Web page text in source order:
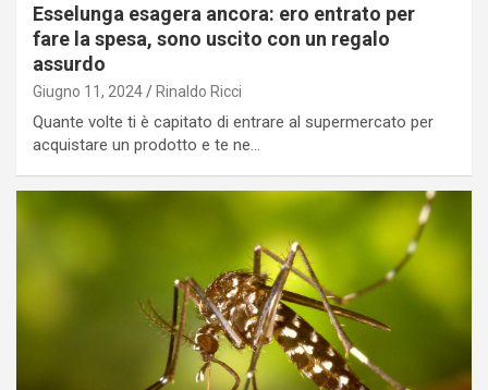
Esselunga esagera ancora: ero entrato per
fare la spesa, sono uscito con un regalo
assurdo
Giugno 11, 2024 Rinaldo Ricci
Quante volte ti è capitato di entrare al supermercato per
acquistare un prodotto e te ne…